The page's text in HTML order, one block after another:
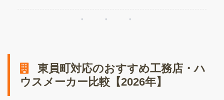
・・・
東員町対応のおすすめ工務店・ハ
ウスメーカー比較【2026年】